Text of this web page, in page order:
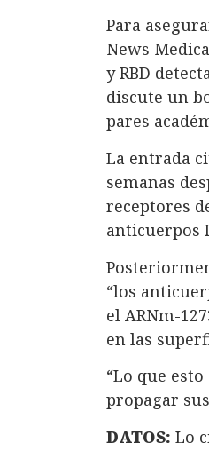
Para
News
y RBD
discute un
pares
La entrada
semanas
receptores
anticuerpos
“los
el ARNm-
en las
“Lo que
propagar
DATOS: Lo